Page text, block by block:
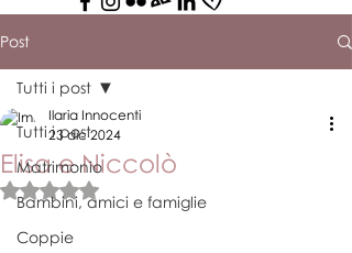
Post
Tutti i post
Matrimonio
Bambini, amici e famiglie
Coppie
Tutti i post
Elisa e Niccolò
Ilaria Innocenti
23 dic 2024
Valutazione NaN stelle su 5.